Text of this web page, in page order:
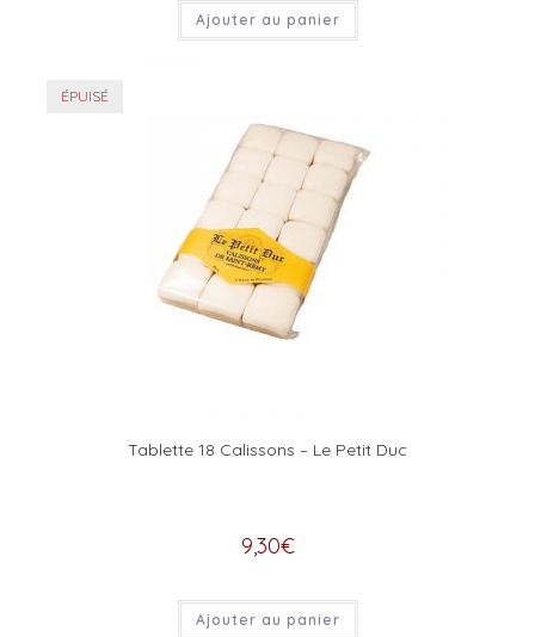
Ajouter au panier
ÉPUISÉ
Tablette 18 Calissons – Le Petit Duc
9,30€
Ajouter au panier